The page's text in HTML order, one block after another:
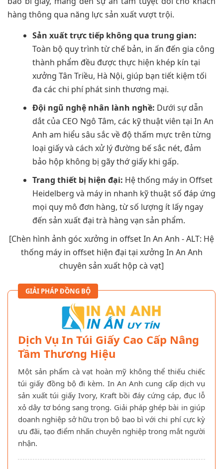
hàng thông qua năng lực sản xuất vượt trội.
Sản xuất trực tiếp không qua trung gian:
Toàn bộ quy trình từ chế bản, in ấn đến gia công
thành phẩm đều được thực hiện khép kín tại
xưởng Tân Triều, Hà Nội, giúp bạn tiết kiệm tối
đa các chi phí phát sinh thương mại.
Đội ngũ nghệ nhân lành nghề: Dưới sự dẫn
dắt của CEO Ngô Tâm, các kỹ thuật viên tại In An
Anh am hiểu sâu sắc về độ thấm mực trên từng
loại giấy và cách xử lý đường bế sắc nét, đảm
bảo hộp không bị gãy thớ giấy khi gấp.
Trang thiết bị hiện đại: Hệ thống máy in Offset
Heidelberg và máy in nhanh kỹ thuật số đáp ứng
mọi quy mô đơn hàng, từ số lượng ít lấy ngay
đến sản xuất đại trà hàng vạn sản phẩm.
[Chèn hình ảnh góc xưởng in offset In An Anh - ALT: Hệ
thống máy in offset hiện đại tại xưởng In An Anh
chuyên sản xuất hộp cà vạt]
GIẢI PHÁP ĐỒNG BỘ
Dịch Vụ In Túi Giấy Cao Cấp Nâng
Tầm Thương Hiệu
Một sản phẩm cà vạt hoàn mỹ không thể thiếu chiếc
túi giấy đồng bộ đi kèm. In An Anh cung cấp dịch vụ
sản xuất túi giấy Ivory, Kraft bồi đáy cứng cáp, đục lỗ
xỏ dây tơ bóng sang trọng. Giải pháp ghép bài in giúp
doanh nghiệp sở hữu trọn bộ bao bì với chi phí cực kỳ
ưu đãi, tạo điểm nhấn chuyên nghiệp trong mắt người
nhận.